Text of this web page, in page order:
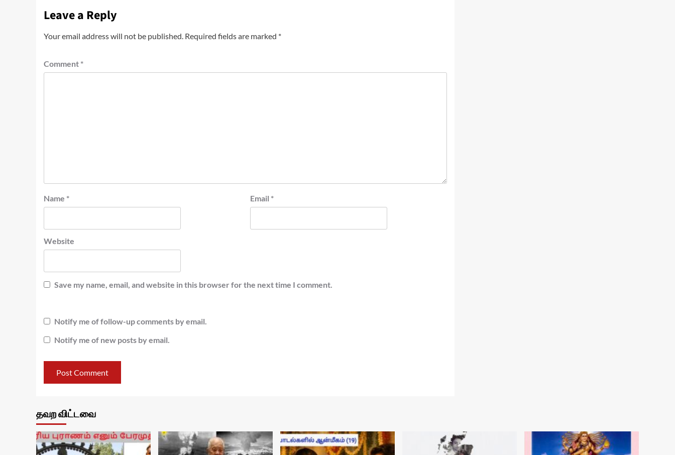
Leave a Reply
Your email address will not be published. Required fields are marked *
Comment *
Name * Email *
Website
Save my name, email, and website in this browser for the next time I comment.
Notify me of follow-up comments by email.
Notify me of new posts by email.
தவற விட்டவை